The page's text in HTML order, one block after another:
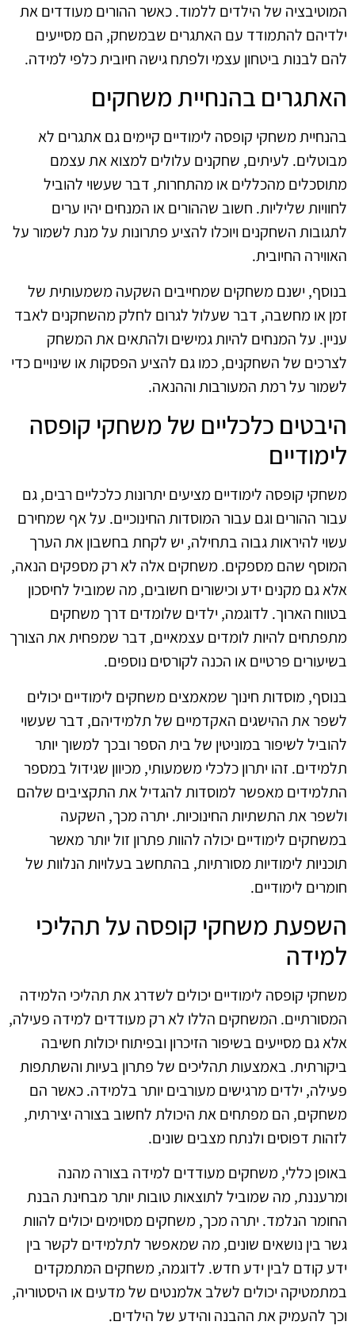
המוטיבציה של הילדים ללמוד. כאשר ההורים מעודדים את
ילדיהם להתמודד עם האתגרים שבמשחק, הם מסייעים
להם לבנות ביטחון עצמי ולפתח גישה חיובית כלפי למידה.
האתגרים בהנחיית משחקים
בהנחיית משחקי קופסה לימודיים קיימים גם אתגרים לא
מבוטלים. לעיתים, שחקנים עלולים למצוא את עצמם
מתוסכלים מהכללים או מהתחרות, דבר שעשוי להוביל
לחוויות שליליות. חשוב שההורים או המנחים יהיו ערים
לתגובות השחקנים ויוכלו להציע פתרונות על מנת לשמור על
האווירה החיובית.
בנוסף, ישנם משחקים שמחייבים השקעה משמעותית של
זמן או מחשבה, דבר שעלול לגרום לחלק מהשחקנים לאבד
עניין. על המנחים להיות גמישים ולהתאים את המשחק
לצרכים של השחקנים, כמו גם להציע הפסקות או שינויים כדי
לשמור על רמת המעורבות וההנאה.
היבטים כלכליים של משחקי קופסה
לימודיים
משחקי קופסה לימודיים מציעים יתרונות כלכליים רבים, גם
עבור ההורים וגם עבור המוסדות החינוכיים. על אף שמחירם
עשוי להיראות גבוה בתחילה, יש לקחת בחשבון את הערך
המוסף שהם מספקים. משחקים אלה לא רק מספקים הנאה,
אלא גם מקנים ידע וכישורים חשובים, מה שמוביל לחיסכון
בטווח הארוך. לדוגמה, ילדים שלומדים דרך משחקים
מתפתחים להיות לומדים עצמאיים, דבר שמפחית את הצורך
בשיעורים פרטיים או הכנה לקורסים נוספים.
בנוסף, מוסדות חינוך שמאמצים משחקים לימודיים יכולים
לשפר את ההישגים האקדמיים של תלמידיהם, דבר שעשוי
להוביל לשיפור במוניטין של בית הספר ובכך למשוך יותר
תלמידים. זהו יתרון כלכלי משמעותי, מכיוון שגידול במספר
התלמידים מאפשר למוסדות להגדיל את התקציבים שלהם
ולשפר את התשתיות החינוכיות. יתרה מכך, השקעה
במשחקים לימודיים יכולה להוות פתרון זול יותר מאשר
תוכניות לימודיות מסורתיות, בהתחשב בעלויות הנלוות של
חומרים לימודיים.
השפעת משחקי קופסה על תהליכי
למידה
משחקי קופסה לימודיים יכולים לשדרג את תהליכי הלמידה
המסורתיים. המשחקים הללו לא רק מעודדים למידה פעילה,
אלא גם מסייעים בשיפור הזיכרון ובפיתוח יכולות חשיבה
ביקורתית. באמצעות תהליכים של פתרון בעיות והשתתפות
פעילה, ילדים מרגישים מעורבים יותר בלמידה. כאשר הם
משחקים, הם מפתחים את היכולת לחשוב בצורה יצירתית,
לזהות דפוסים ולנתח מצבים שונים.
באופן כללי, משחקים מעודדים למידה בצורה מהנה
ומרעננת, מה שמוביל לתוצאות טובות יותר מבחינת הבנת
החומר הנלמד. יתרה מכך, משחקים מסוימים יכולים להוות
גשר בין נושאים שונים, מה שמאפשר לתלמידים לקשר בין
ידע קודם לבין ידע חדש. לדוגמה, משחקים המתמקדים
במתמטיקה יכולים לשלב אלמנטים של מדעים או היסטוריה,
וכך להעמיק את ההבנה והידע של הילדים.